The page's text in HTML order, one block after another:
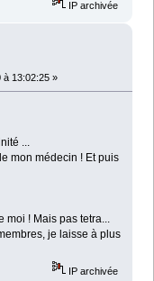
IP archivée
à 13:02:25 »
...
mon médecin ! Et puis
! Mais pas tetra...
je laisse à plus
IP archivée